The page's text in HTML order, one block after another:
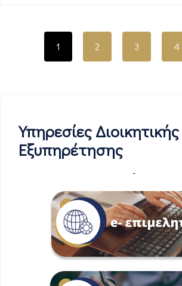
1 2 3 4
Υπηρεσίες Διοικητικής
Εξυπηρέτησης
-